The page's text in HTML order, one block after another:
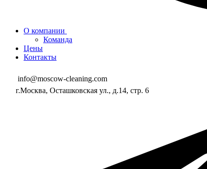
О компании
Команда
Цены
Контакты
info@moscow-cleaning.com
г.Москва, Осташковская ул., д.14, стр. 6